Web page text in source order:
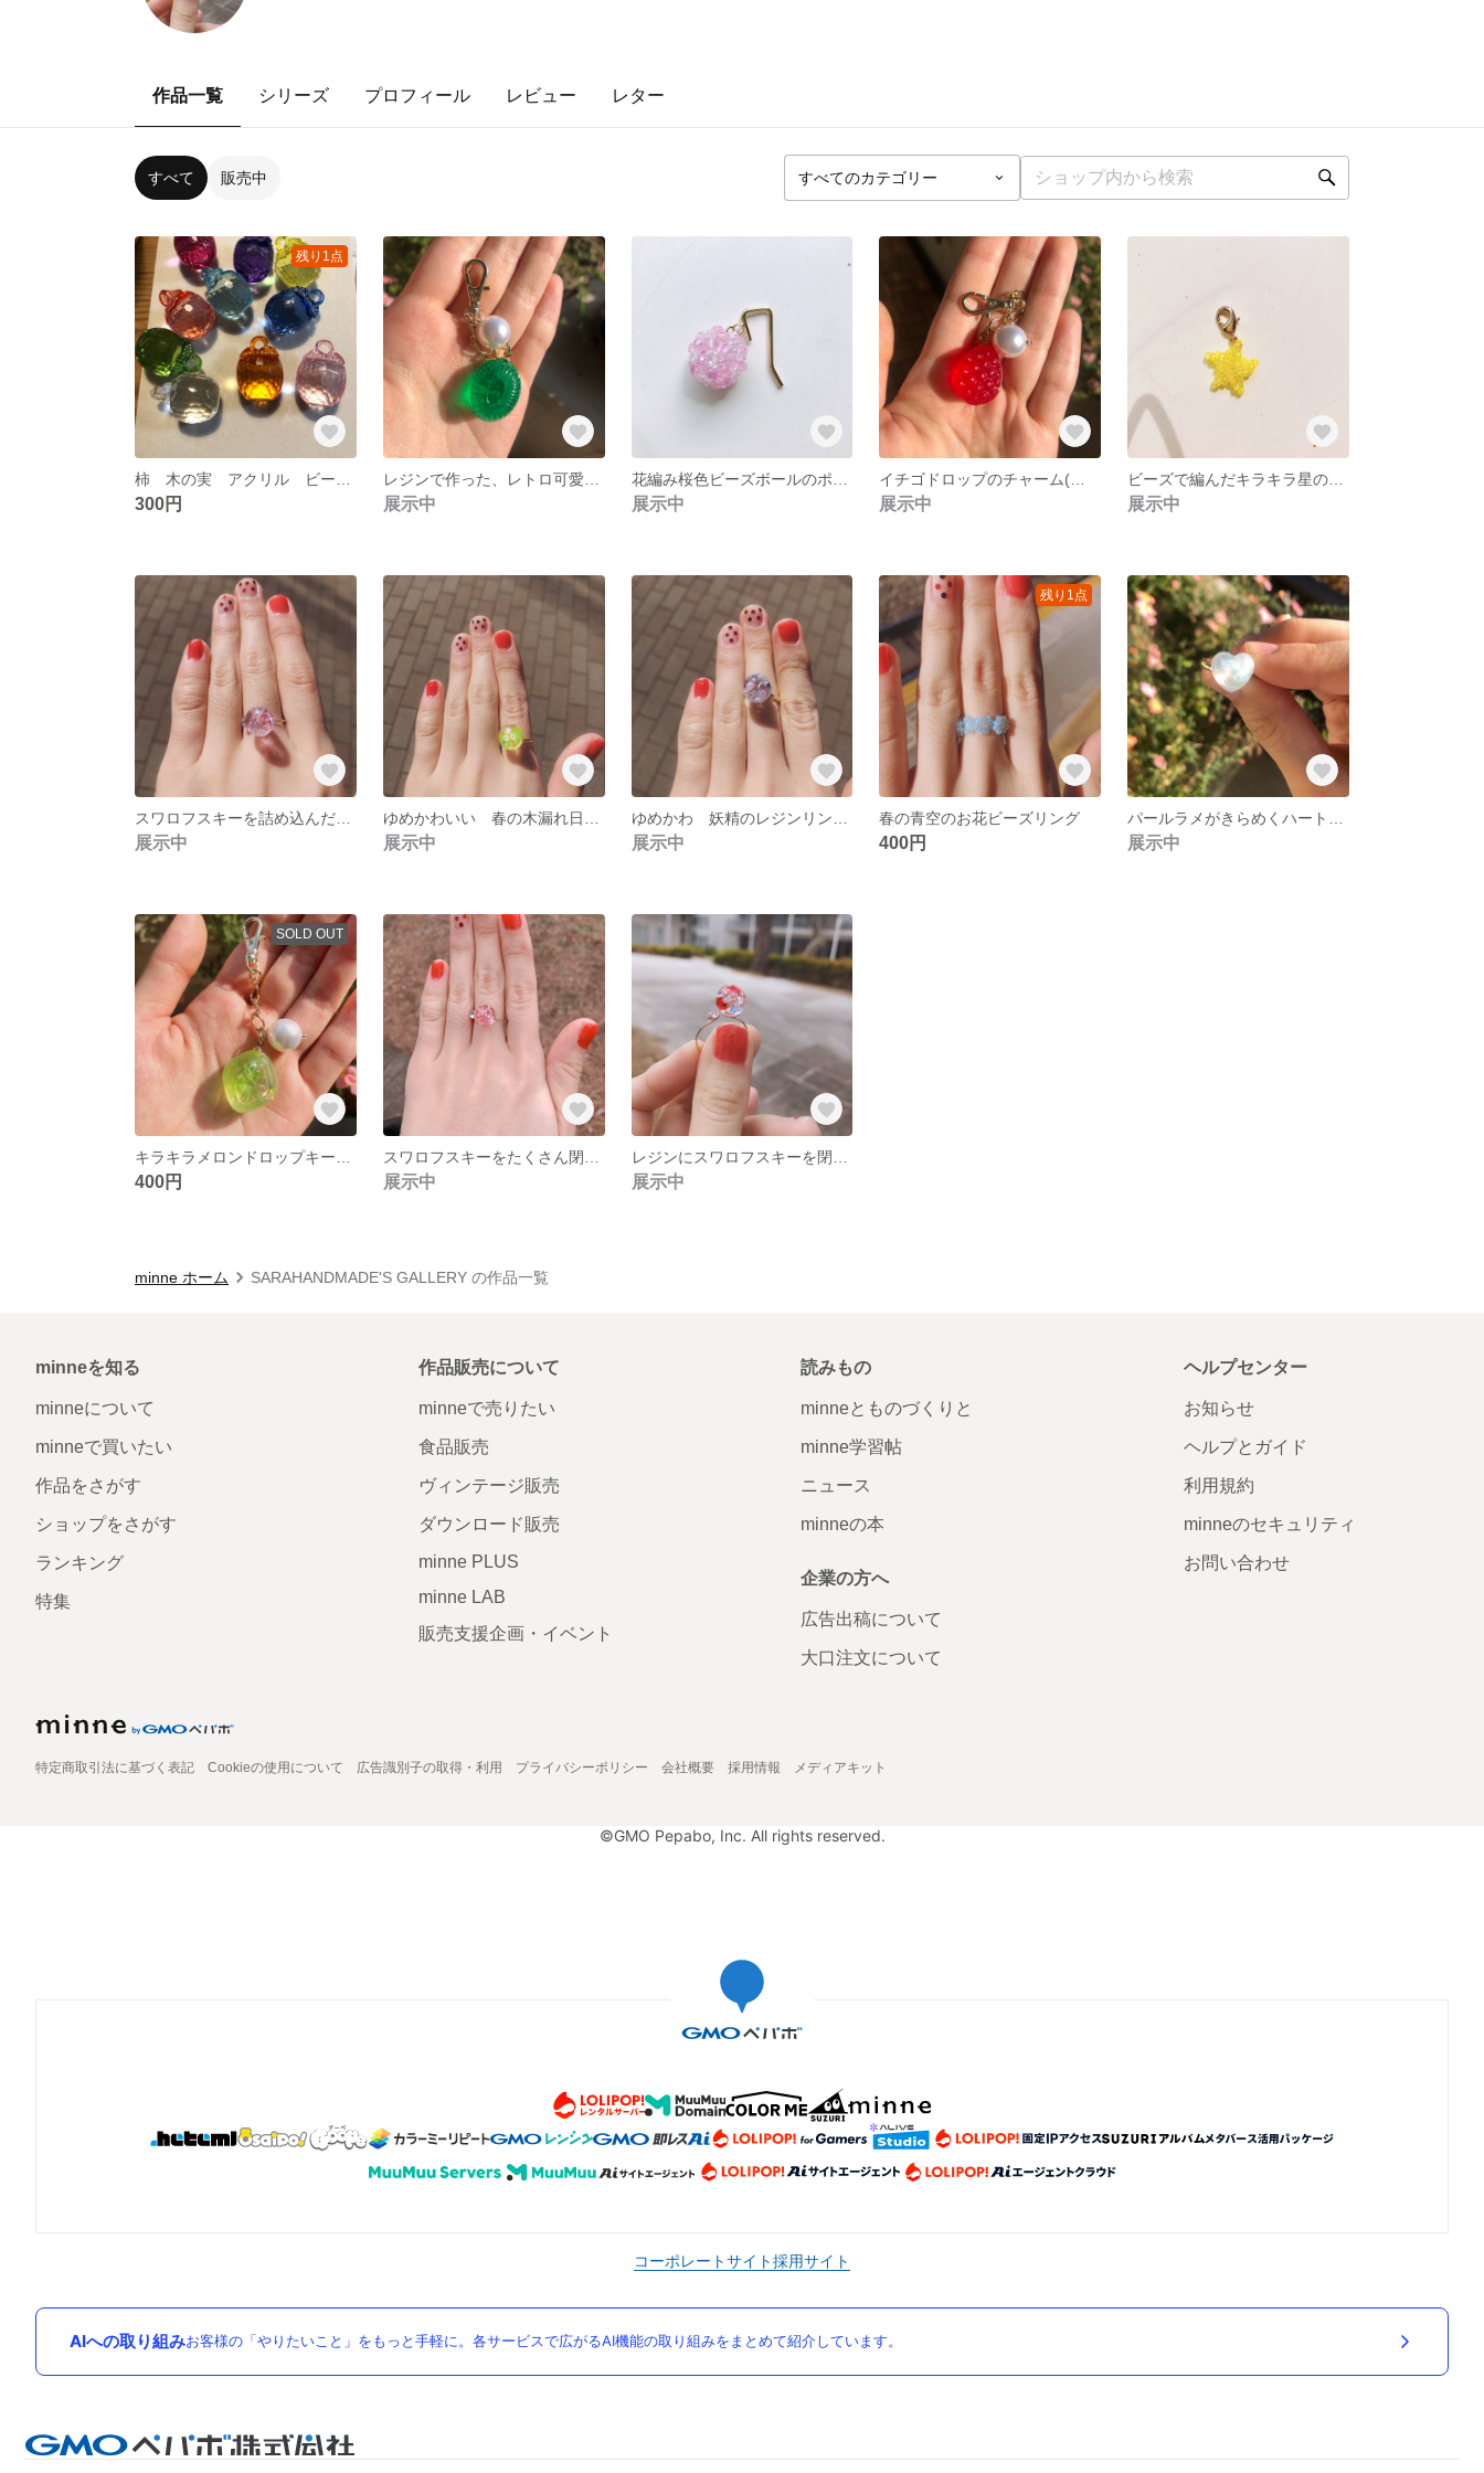
作品一覧 シリーズ プロフィール レビュー レター
すべて 販売中
残り1点
300円 展示中 展示中 展示中 展示中
展示中 展示中 展示中
残り1点
春の青空のお花ビーズリング
400円 展示中
SOLD OUT
400円 展示中 展示中
minne ホーム SARAHANDMADE'S GALLERY の作品一覧
minneを知る
minneについて
minneで買いたい
作品をさがす
ショップをさがす
ランキング
特集
作品販売について
minneで売りたい
食品販売
ヴィンテージ販売
ダウンロード販売
minne PLUS
minne LAB
販売支援企画・イベント
読みもの
minneとものづくりと
minne学習帖
ニュース
minneの本
企業の方へ
広告出稿について
大口注文について
ヘルプセンター
お知らせ
ヘルプとガイド
利用規約
minneのセキュリティ
お問い合わせ
特定商取引法に基づく表記 Cookieの使用について 広告識別子の取得・利用 プライバシーポリシー 会社概要 採用情報 メディアキット
©GMO Pepabo, Inc. All rights reserved.
コーポレートサイト採用サイト
AIへの取り組みお客様の「やりたいこと」をもっと手軽に。各サービスで広がるAI機能の取り組みをまとめて紹介しています。